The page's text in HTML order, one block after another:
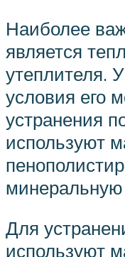
Наиболее
является
утеплителя.
условия его
устранения
используют
минеральную
Для
используют